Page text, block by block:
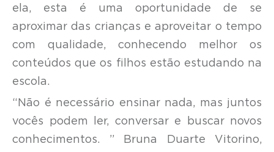
ela, esta é uma oportunidade de se
aproximar das crianças e aproveitar o tempo
com qualidade, conhecendo melhor os
conteúdos que os filhos estão estudando na
escola.
“Não é necessário ensinar nada, mas juntos
vocês podem ler, conversar e buscar novos
conhecimentos. ” Bruna Duarte Vitorino,